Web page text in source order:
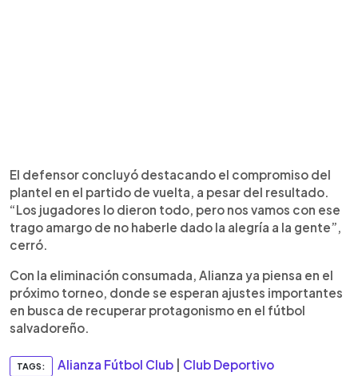
El defensor concluyó destacando el compromiso del
plantel en el partido de vuelta, a pesar del resultado.
“Los jugadores lo dieron todo, pero nos vamos con ese
trago amargo de no haberle dado la alegría a la gente”,
cerró.
Con la eliminación consumada, Alianza ya piensa en el
próximo torneo, donde se esperan ajustes importantes
en busca de recuperar protagonismo en el fútbol
salvadoreño.
TAGS: Alianza Fútbol Club
Club Deportivo